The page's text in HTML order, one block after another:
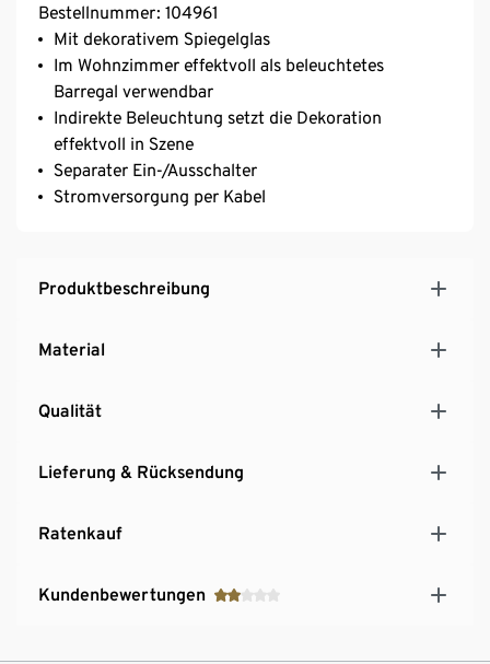
Bestellnummer: 104961
Mit dekorativem Spiegelglas
Im Wohnzimmer effektvoll als beleuchtetes
Barregal verwendbar
Indirekte Beleuchtung setzt die Dekoration
effektvoll in Szene
Separater Ein-/Ausschalter
Stromversorgung per Kabel
Produktbeschreibung
Material
Qualität
Lieferung & Rücksendung
Ratenkauf
Kundenbewertungen